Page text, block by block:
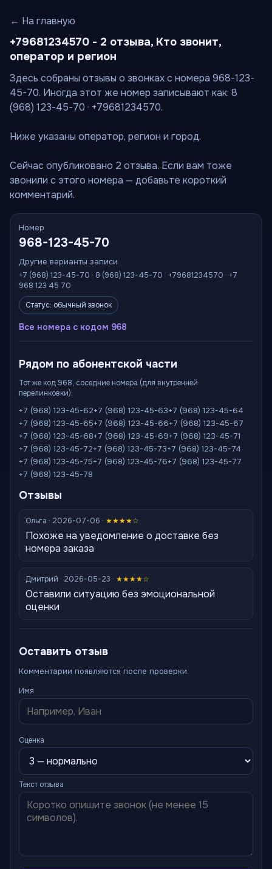
← На главную
+79681234570 - 2 отзыва, Кто звонит,
оператор и регион
Здесь собраны отзывы о звонках с номера 968-123-
45-70. Иногда этот же номер записывают как: 8
(968) 123-45-70 · +79681234570.
Ниже указаны оператор, регион и город.
Сейчас опубликовано 2 отзыва. Если вам тоже
звонили с этого номера — добавьте короткий
комментарий.
Номер
968-123-45-70
Другие варианты записи
+7 (968) 123-45-70 · 8 (968) 123-45-70 · +79681234570 · +7
968 123 45 70
Статус: обычный звонок
Все номера с кодом 968
Рядом по абонентской части
Тот же код 968, соседние номера (для внутренней
перелинковки):
+7 (968) 123-45-62+7 (968) 123-45-63+7 (968) 123-45-64
+7 (968) 123-45-65+7 (968) 123-45-66+7 (968) 123-45-67
+7 (968) 123-45-68+7 (968) 123-45-69+7 (968) 123-45-71
+7 (968) 123-45-72+7 (968) 123-45-73+7 (968) 123-45-74
+7 (968) 123-45-75+7 (968) 123-45-76+7 (968) 123-45-77
+7 (968) 123-45-78
Отзывы
Ольга · 2026-07-06 · ★★★★☆
Похоже на уведомление о доставке без
номера заказа
Дмитрий · 2026-05-23 · ★★★★☆
Оставили ситуацию без эмоциональной
оценки
Оставить отзыв
Комментарии появляются после проверки.
Имя
Оценка
Текст отзыва